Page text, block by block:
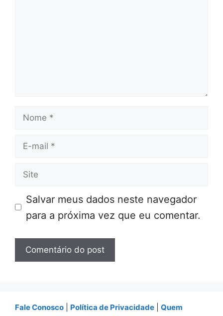
Nome
E-
Site
Salvar meus dados neste navegador
para a próxima vez que eu comentar.
Fale Conosco Política de Privacidade
Quem